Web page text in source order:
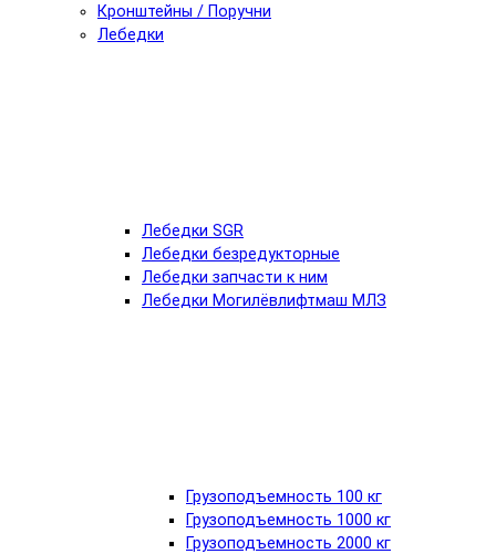
Кронштейны / Поручни
Лебедки
Лебедки SGR
Лебедки безредукторные
Лебедки запчасти к ним
Лебедки Могилёвлифтмаш МЛЗ
Грузоподъемность 100 кг
Грузоподъемность 1000 кг
Грузоподъемность 2000 кг